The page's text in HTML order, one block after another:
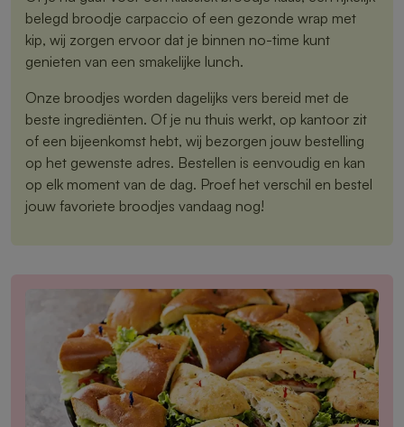
belegd broodje carpaccio of een gezonde wrap met
kip, wij zorgen ervoor dat je binnen no-time kunt
genieten van een smakelijke lunch.
Onze broodjes worden dagelijks vers bereid met de
beste ingrediënten. Of je nu thuis werkt, op kantoor zit
of een bijeenkomst hebt, wij bezorgen jouw bestelling
op het gewenste adres. Bestellen is eenvoudig en kan
op elk moment van de dag. Proef het verschil en bestel
jouw favoriete broodjes vandaag nog!